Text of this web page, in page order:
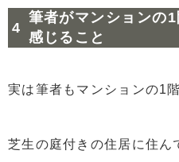
筆者がマンションの
感じること
実は筆者もマンションの1
芝生の庭付きの住居に住ん